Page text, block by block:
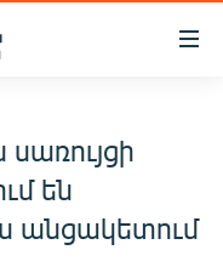
են
անցակետում